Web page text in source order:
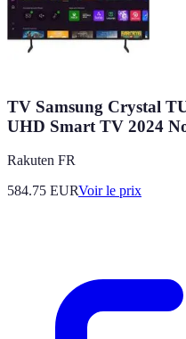
TV Samsung Crystal
UHD Smart TV 2024
Rakuten FR
584.75 EURVoir le prix